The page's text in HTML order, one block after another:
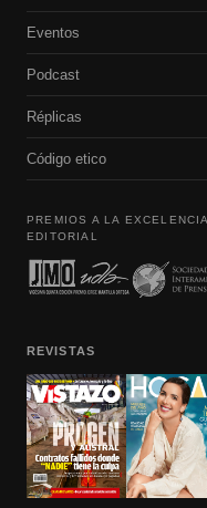
Eventos
Podcast
Réplicas
Código etico
PREMIOS A LA
EDITORIAL
REVISTAS